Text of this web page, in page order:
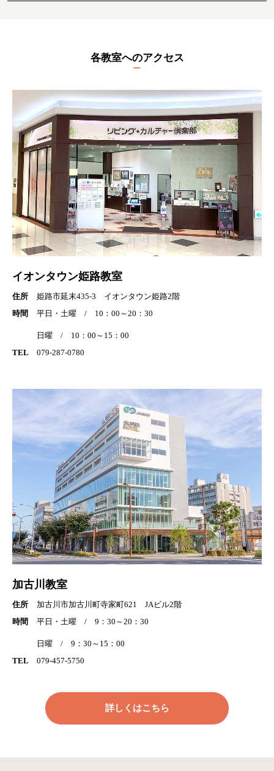
各教室へのアクセス
イオンタウン姫路教室
住所
姫路市延末435-3 イオンタウン姫路2階
時間
平日・土曜 / 10：00～20：30
日曜 / 10：00～15：00
TEL
079-287-0780
加古川教室
住所
加古川市加古川町寺家町621 JAビル2階
時間
平日・土曜 / 9：30～20：30
日曜 / 9：30～15：00
TEL
079-457-5750
詳しくはこちら